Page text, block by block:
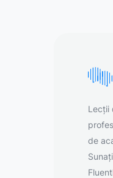
Lecții
de